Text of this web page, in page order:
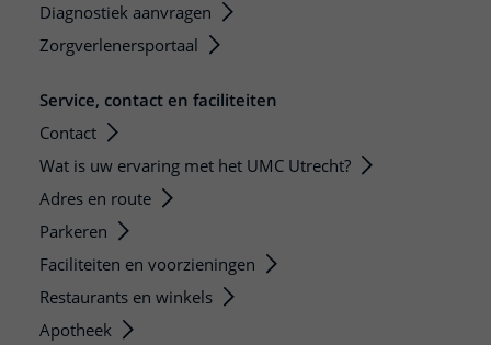
Diagnostiek aanvragen
Zorgverlenersportaal
Service, contact en faciliteiten
Contact
Wat is uw ervaring met het UMC Utrecht?
Adres en route
Parkeren
Faciliteiten en voorzieningen
Restaurants en winkels
Apotheek